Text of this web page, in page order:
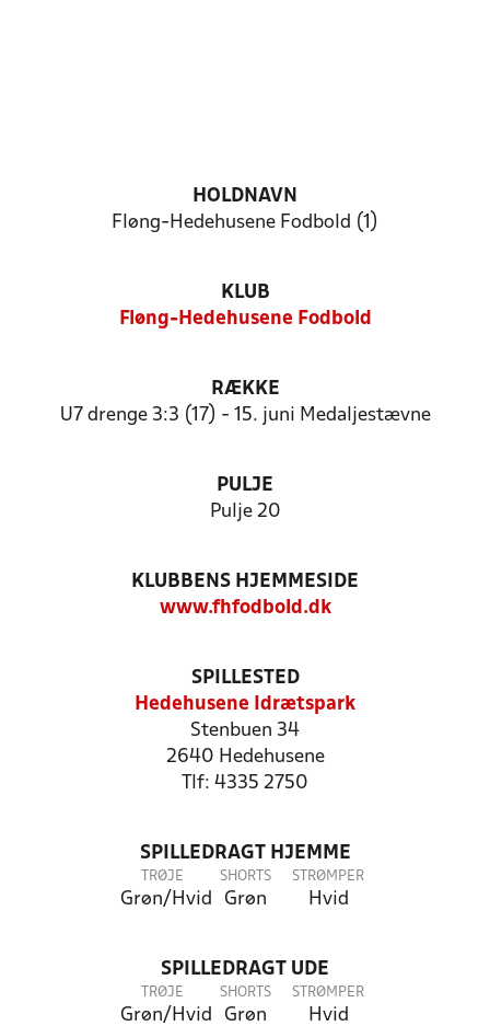
HOLDNAVN
Fløng-Hedehusene Fodbold (1)
KLUB
Fløng-Hedehusene Fodbold
RÆKKE
U7 drenge 3:3 (17) - 15. juni Medaljestævne
PULJE
Pulje 20
KLUBBENS HJEMMESIDE
www.fhfodbold.dk
SPILLESTED
Hedehusene Idrætspark
Stenbuen 34
2640 Hedehusene
Tlf: 4335 2750
SPILLEDRAGT HJEMME
TRØJE
Grøn/Hvid
SHORTS
Grøn
STRØMPER
Hvid
SPILLEDRAGT UDE
TRØJE
Grøn/Hvid
SHORTS
Grøn
STRØMPER
Hvid